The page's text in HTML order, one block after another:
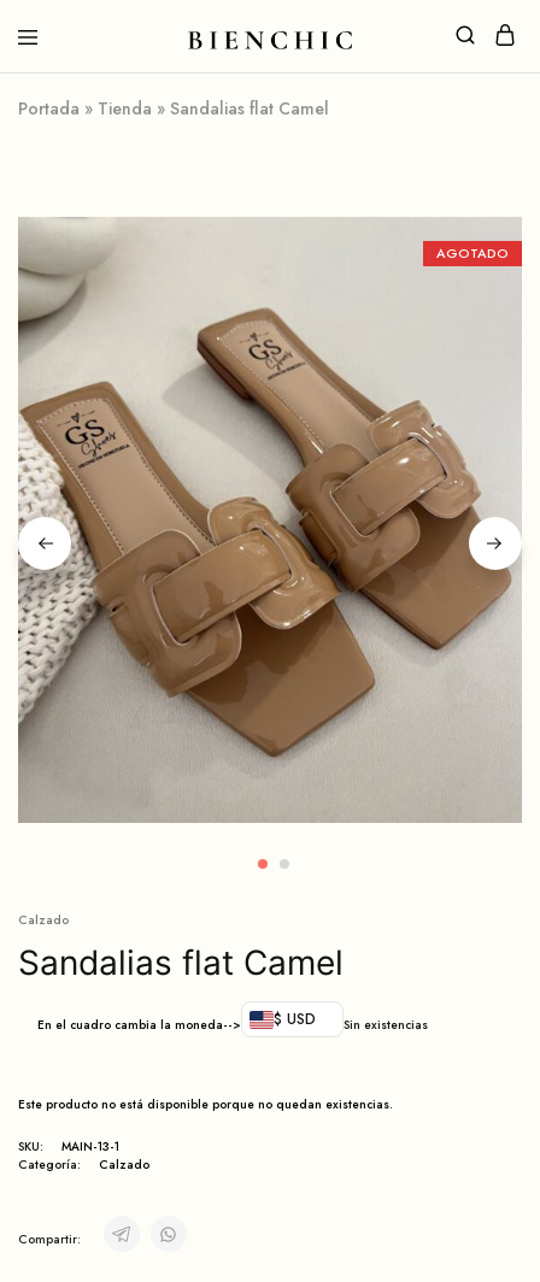
Portada » Tienda » Sandalias flat Camel
AGOTADO
Calzado
Sandalias flat Camel
En el cuadro cambia la moneda--> $ USD Sin existencias
Este producto no está disponible porque no quedan existencias.
SKU:
MAIN-13-1
Categoría:
Calzado
Compartir: